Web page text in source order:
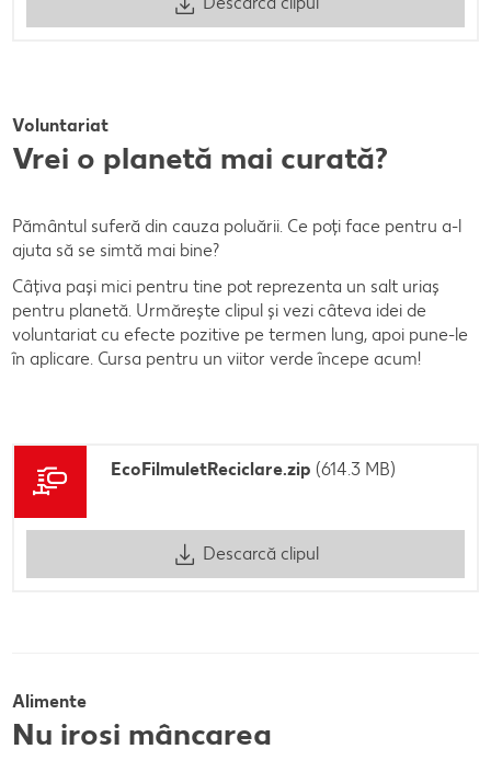
Voluntariat
Vrei o planetă mai curată?
Pământul suferă din cauza poluării. Ce poți face pentru a-l
ajuta să se simtă mai bine?
Câțiva pași mici pentru tine pot reprezenta un salt uriaș
pentru planetă. Urmărește clipul și vezi câteva idei de
voluntariat cu efecte pozitive pe termen lung, apoi pune-le
în aplicare. Cursa pentru un viitor verde începe acum!
EcoFilmuletReciclare.zip (614.3 MB)
Descarcă clipul
Alimente
Nu irosi mâncarea